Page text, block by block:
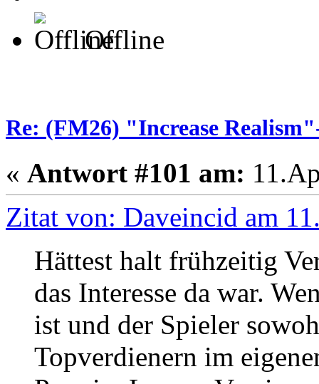
Offline
Re: (FM26) "Increase
« Antwort #101 am:
Zitat von: Daveincid am
Hättest halt frühzeitig
das Interesse da war.
ist und der Spieler
Topverdienern im